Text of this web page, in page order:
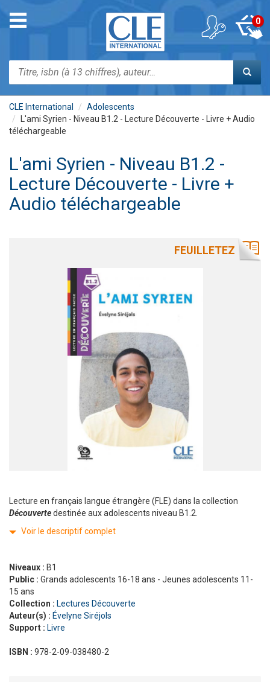
contenu
Toggle
navigation
Rechercher
0
CLE International
Adolescents
L'ami Syrien - Niveau B1.2 - Lecture Découverte - Livre + Audio
téléchargeable
L'ami Syrien - Niveau B1.2 -
Lecture Découverte - Livre +
Audio téléchargeable
FEUILLETEZ
Lecture en français langue étrangère (FLE) dans la collection
Découvertedestinée aux adolescents niveau B1.2.
Voir le descriptif complet
Niveaux : B1
Public : Grands adolescents 16-18 ans - Jeunes adolescents 11-
15 ans
Collection : Lectures Découverte
Auteur(s) : Évelyne Siréjols
Support : Livre
ISBN : 978-2-09-038480-2